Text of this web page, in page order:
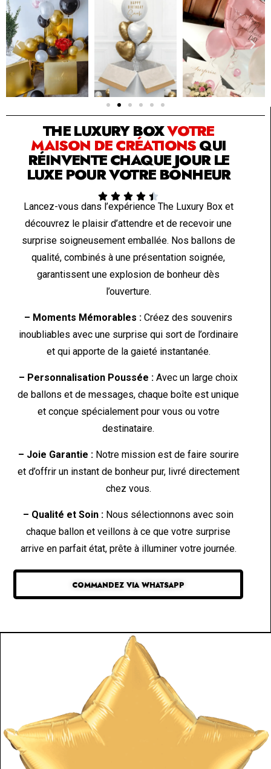
SOLUTION PAR THE LUXURY BOX & CO
THE LUXURY BOXVOTRE
MAISON DE CRÉATIONSQUI
RÉINVENTE CHAQUE JOUR LE
LUXE POUR VOTRE BONHEUR
    
Lancez-vous dans l’expérience The Luxury Box et
découvrez le plaisir d’attendre et de recevoir une
surprise soigneusement emballée. Nos ballons de
qualité, combinés à une présentation soignée,
garantissent une explosion de bonheur dès
l’ouverture.
– Moments Mémorables : Créez des souvenirs
inoubliables avec une surprise qui sort de l’ordinaire
et qui apporte de la gaieté instantanée.
– Personnalisation Poussée : Avec un large choix
de ballons et de messages, chaque boîte est unique
et conçue spécialement pour vous ou votre
destinataire.
– Joie Garantie :Notre mission est de faire sourire
et d’offrir un instant de bonheur pur, livré directement
chez vous.
– Qualité et Soin : Nous sélectionnons avec soin
chaque ballon et veillons à ce que votre surprise
arrive en parfait état, prête à illuminer votre journée.
COMMANDEZ VIA WHATSAPP